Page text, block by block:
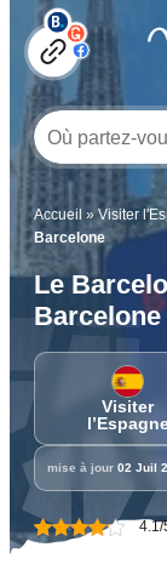
Accueil » Visiter
Barcelone
Le
Barcelone
Visiter
mise à jour 02 Juil
4.1/